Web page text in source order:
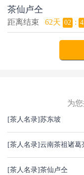
茶仙卢仝
距离结束 62天 02 :
为
[茶人名录]苏东坡
[茶人名录]云南茶祖诸葛
[茶人名录]茶仙卢仝